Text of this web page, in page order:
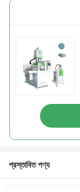
প্রস্তাবিত পণ্য